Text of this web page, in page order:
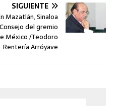
SIGUIENTE
Mazatlán, Sinaloa
del gremio
México /Teodoro
Rentería Arróyave